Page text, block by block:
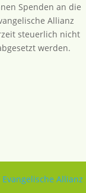
Spenden an die
Allianz
steuerlich nicht
werden.